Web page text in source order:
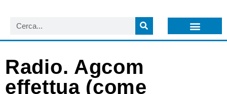
Radio. Agcom
effettua (come